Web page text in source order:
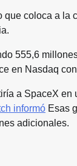
coloca a la
555,6
en Nasdaq
a SpaceX
informó Esas
adicionales.